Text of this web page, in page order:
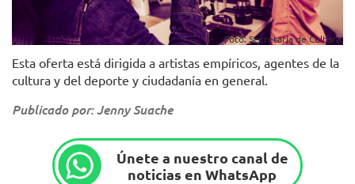
Foto: Secretaría de Cultura.
Esta oferta está dirigida a artistas empíricos, agentes de la
cultura y del deporte y ciudadanía en general.
Publicado por: Jenny Suache
Únete a nuestro canal de
noticias en WhatsApp